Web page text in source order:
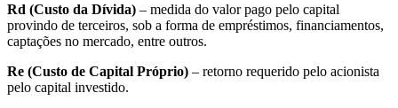
Rd (Custo da Dívida) – medida do valor pago pelo capital
provindo de terceiros, sob a forma de empréstimos, financiamentos,
captações no mercado, entre outros.
Re (Custo de Capital Próprio) – retorno requerido pelo acionista
pelo capital investido.